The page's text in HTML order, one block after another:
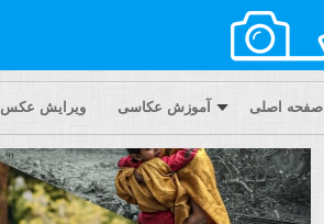
صفحه اصلی آموزش عکاسی ویرایش عکس